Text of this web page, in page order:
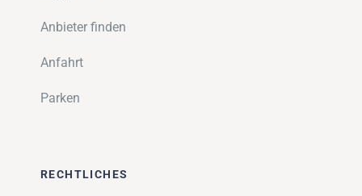
Anbieter finden
Anfahrt
Parken
RECHTLICHES